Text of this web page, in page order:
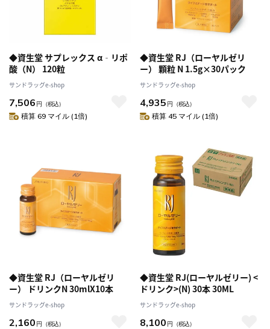
◆資生堂 サプレックス α‐リポ
酸（N） 120粒
サンドラッグe-shop
7,506 円 （税込）
積算 69 マイル (1倍)
◆資生堂 RJ（ローヤルゼリ
ー） 顆粒 N 1.5g×30パック
サンドラッグe-shop
4,935 円 （税込）
積算 45 マイル (1倍)
◆資生堂 RJ（ローヤルゼリ
ー） ドリンクN 30mlX10本
サンドラッグe-shop
2,160 円 （税込）
◆資生堂 RJ(ローヤルゼリー) <
ドリンク>(N) 30本 30ML
サンドラッグe-shop
8,100 円 （税込）